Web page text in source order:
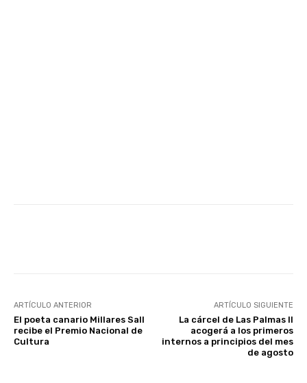
ARTÍCULO ANTERIOR
El poeta canario Millares Sall
recibe el Premio Nacional de
Cultura
ARTÍCULO SIGUIENTE
La cárcel de Las Palmas II
acogerá a los primeros
internos a principios del mes
de agosto